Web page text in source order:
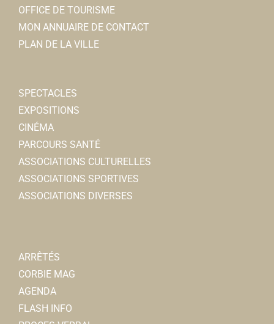
OFFICE DE TOURISME
MON ANNUAIRE DE CONTACT
PLAN DE LA VILLE
SPECTACLES
EXPOSITIONS
CINÉMA
PARCOURS SANTÉ
ASSOCIATIONS CULTURELLES
ASSOCIATIONS SPORTIVES
ASSOCIATIONS DIVERSES
ARRÊTÉS
CORBIE MAG
AGENDA
FLASH INFO